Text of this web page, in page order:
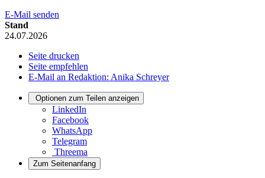
E-Mail senden
Stand
24.07.2026
Seite drucken
Seite empfehlen
E-Mail an Redaktion: Anika Schreyer
Optionen zum Teilen anzeigen
LinkedIn
Facebook
WhatsApp
Telegram
Threema
Zum Seitenanfang